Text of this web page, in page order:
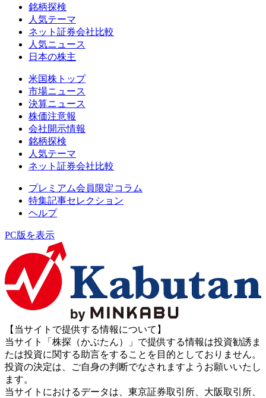
銘柄探検
人気テーマ
ネット証券会社比較
人気ニュース
日本の株主
米国株トップ
市場ニュース
決算ニュース
株価注意報
会社開示情報
銘柄探検
人気テーマ
ネット証券会社比較
プレミアム会員限定コラム
特集記事セレクション
ヘルプ
PC版を表示
【当サイトで提供する情報について】
当サイト「株探（かぶたん）」で提供する情報は投資勧誘ま
たは投資に関する助言をすることを目的としておりません。
投資の決定は、ご自身の判断でなされますようお願いいたし
ます。
当サイトにおけるデータは、東京証券取引所、大阪取引所、